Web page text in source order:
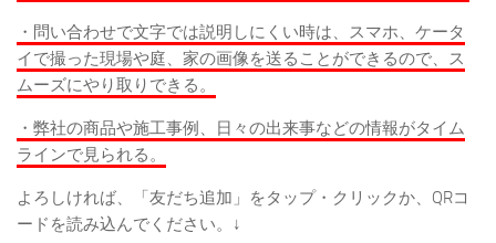
・問い合わせで文字では説明しにくい時は、スマホ、ケータ
イで撮った現場や庭、家の画像を送ることができるので、ス
ムーズにやり取りできる。
・弊社の商品や施工事例、日々の出来事などの情報がタイム
ラインで見られる。
よろしければ、「友だち追加」をタップ・クリックか、QRコ
ードを読み込んでください。↓